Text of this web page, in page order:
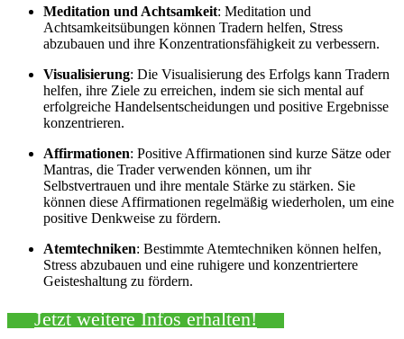
Meditation und Achtsamkeit: Meditation und
Achtsamkeitsübungen können Tradern helfen, Stress
abzubauen und ihre Konzentrationsfähigkeit zu verbessern.
Visualisierung: Die Visualisierung des Erfolgs kann Tradern
helfen, ihre Ziele zu erreichen, indem sie sich mental auf
erfolgreiche Handelsentscheidungen und positive Ergebnisse
konzentrieren.
Affirmationen: Positive Affirmationen sind kurze Sätze oder
Mantras, die Trader verwenden können, um ihr
Selbstvertrauen und ihre mentale Stärke zu stärken. Sie
können diese Affirmationen regelmäßig wiederholen, um eine
positive Denkweise zu fördern.
Atemtechniken: Bestimmte Atemtechniken können helfen,
Stress abzubauen und eine ruhigere und konzentriertere
Geisteshaltung zu fördern.
Jetzt weitere Infos erhalten!